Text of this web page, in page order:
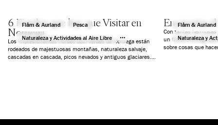
Flåm & Aurland
Pesca
Naturaleza y Actividades al Aire Libre
6 Fiordos que hay que Visitar en
Noruega
Los impresionantes fiordos azul-verdes de Noruega están
rodeados de majestuosas montañas, naturaleza salvaje,
cascadas en cascada, picos nevados y antiguos glaciares.
Flåm & Aurland
Naturaleza y
Encuentra
Con tantas
un fiordo noruego
sobre cosas que